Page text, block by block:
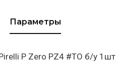
Параметры
P Zero PZ4 #TO б/у 1шт